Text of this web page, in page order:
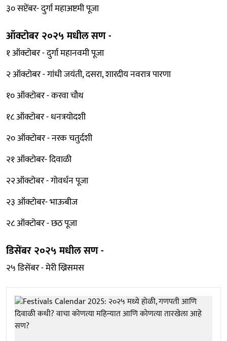
३० सप्टेंबर- दुर्गा महाअष्टमी पूजा
ऑक्टोबर २०२५ मधील सण -
१ ऑक्टोबर - दुर्गा महानवमी पूजा
२ ऑक्टोबर - गांधी जयंती, दसरा, शारदीय नवरात्र पारणा
१० ऑक्टोबर - करवा चौथ
१८ ऑक्टोबर - धनत्रयोदशी
२० ऑक्टोबर - नरक चतुर्दशी
२१ ऑक्टोबर- दिवाळी
२२ऑक्टोबर - गोवर्धन पूजा
२३ ऑक्टोबर- भाऊबीज
२८ ऑक्टोबर - छठ पूजा
डिसेंबर २०२५ मधील सण -
२५ डिसेंबर - मेरी ख्रिसमस